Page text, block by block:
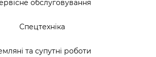
обслуговування
Спецтехніка
та супутні роботи